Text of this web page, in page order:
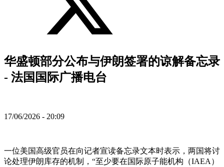
华盛顿部分公布与伊朗签署的谅解备忘录
- 法国国际广播电台
17/06/2026 - 20:09
一位美国高级官员在向记者宣读备忘录文本时表示，两国将讨
论处理伊朗库存的机制，“至少要在国际原子能机构（IAEA）